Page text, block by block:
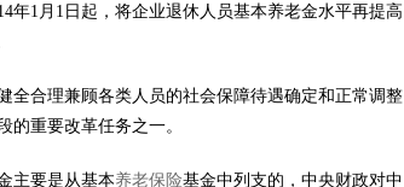
1月1日起，将企业退休人员基本养老金水平再提高
合理兼顾各类人员的社会保障待遇确定和正常调整
的重要改革任务之一。
主要是从基本养老保险基金中列支的，中央财政对中